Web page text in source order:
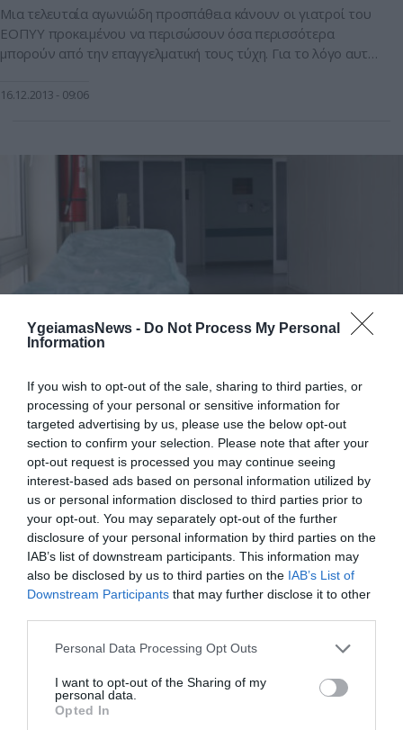
YgeiamasNews - Do Not Process My Personal
Information
If you wish to opt-out of the sale, sharing to third parties, or
processing of your personal or sensitive information for
targeted advertising by us, please use the below opt-out
section to confirm your selection. Please note that after your
opt-out request is processed you may continue seeing
interest-based ads based on personal information utilized by
us or personal information disclosed to third parties prior to
your opt-out. You may separately opt-out of the further
disclosure of your personal information by third parties on the
IAB’s list of downstream participants. This information may
also be disclosed by us to third parties on the IAB’s List of
Downstream Participants that may further disclose it to other
Please note that this website/app uses one or more Google
not limited to your visit or usage behaviour. You may click to
grant or deny consent to Google and its third-party tags to
use your data for below specified purposes in below Google
Personal Data Processing Opt Outs
I want to opt-out of the Sharing of my
personal data.
Opted In
Μια τελευταία αγωνιώδη προσπάθεια κάνουν οι γιατροί του
ΕΟΠΥΥ προκειμένου να περισώσουν όσα περισσότερα
μπορούν από την επαγγελματική τους τύχη. Για το λόγο αυτό
σήμερα με τον πρωθυπουργό Αντώνη Σαμαρά ώστε να
16.12.2013 09:06
“Διαζύγιο” για δύο νοσοκομεία…
Συνδέθηκαν για να αποσυνδεθούν τα νοσοκομεία της 1ης
ΥΠΕ: “Γ.ΓΕΝΝΗΜΑΤΑΣ” και το “ΣΩΤΗΡΙΑ”. Με απόφαση του
Ανδρέα Λοβέρδου από την 1η Ιουλίου παύουν να
διασυνδέονται μεταξύ τους και να λειτουργούν υπό ενιαία
διοίκηση. Μέχρι και σήμερα τα δύο νοσοκομεία τα οποία
βρίσκονται σε απόσταση 200 μέτρων και διαθέτουν 720 και
710 οργανικές κλίνες αντίστοιχα είχαν […]
14.05.2012 10:00